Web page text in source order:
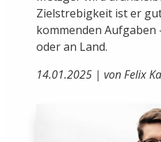
Zielstrebigkeit ist er
kommenden Aufgaben
oder an Land.
14.01.2025 | von Felix